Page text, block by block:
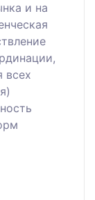
и на
всех